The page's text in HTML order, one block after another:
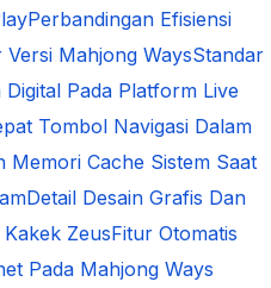
Perbandingan Efisiensi
Mahjong WaysStandar
Pada Platform Live
Tombol Navigasi Dalam
Memori Cache Sistem Saat
Detail Desain Grafis Dan
ZeusFitur Otomatis
Pada Mahjong Ways